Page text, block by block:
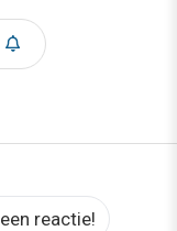
reactie!